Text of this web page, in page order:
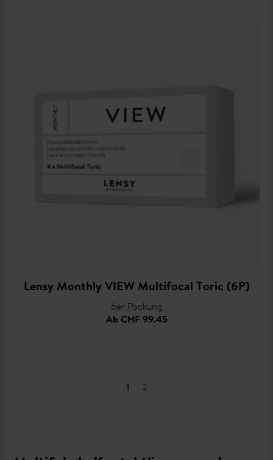
Lensy Monthly VIEW Multifocal Toric (6P)
6er Packung
AbCHF 99.45
1 2